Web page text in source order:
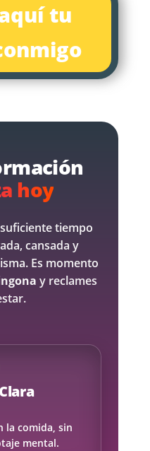
tu
hoy
tiempo
cansada y
Es momento
y reclames
la comida, sin
mental.